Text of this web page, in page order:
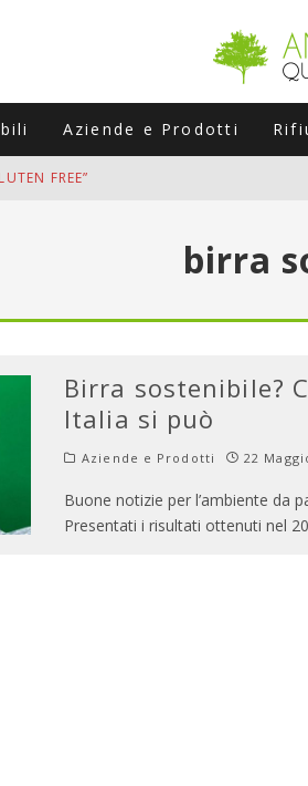
Aziende e Prodotti
FREE”
400 COLLABORATORI STAGIONALI
birra
Birra sostenibile?
Italia si può
Aziende e Prodotti 22
Buone notizie per l’ambiente da
Presentati i risultati ottenuti nel